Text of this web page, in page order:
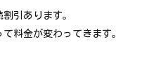
引あります。
料金が変わってきます。